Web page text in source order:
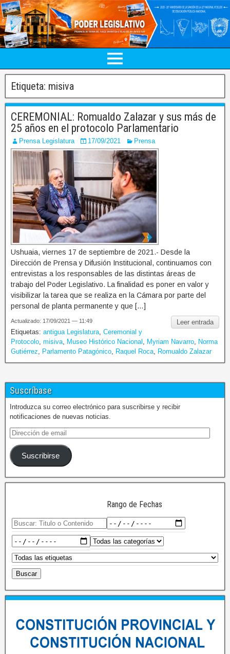
Etiqueta: misiva
CEREMONIAL: Romualdo Zalazar y sus más de
25 años en el protocolo Parlamentario
Prensa Legislatura 17/09/2021 Prensa
Ushuaia, viernes 17 de septiembre de 2021.- Desde la
Dirección de Prensa y Difusión Institucional, continuamos con
entrevistas a los responsables de las distintas áreas de
trabajo del Poder Legislativo. La finalidad es poner en valor y
visibilizar la tarea que se realiza en la Cámara por parte del
personal de planta permanente y que […]
Leer entrada
Actualizado: 17/09/2021 — 11:49
Etiquetas: antigua Legislatura Ceremonial y
Protocolo misiva Museo Histórico Nacional Myriam Navarro
Norma
Gutiérrez
Parlamento Patagónico Raquel Roca Romualdo Zalazar
Suscríbase
Introduzca su correo electrónico para suscribirse y recibir
notificaciones de nuevas noticias.
Suscribirse
Rango de Fechas